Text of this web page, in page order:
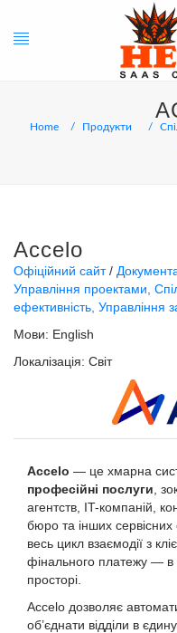
Toggle
navigation
Home Продукти
Accelo
Офіційний сайт
Управління проектами
ефективність Управління
Мови: English
Локалізація: Світ
Accelo — це хмарна
професійні послуги ,
агентств, IT-компаній,
бюро та інших
весь цикл взаємодії з
фінального платежу — в
просторі.
Accelo дозволяє
об’єднати відділи в